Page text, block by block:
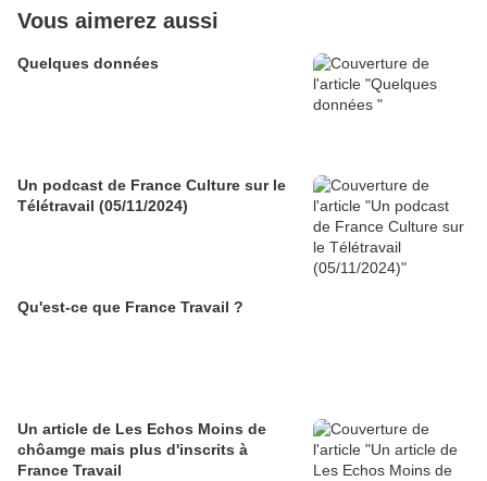
Vous aimerez aussi
Quelques données
Un podcast de France Culture sur le
Télétravail (05/11/2024)
Qu'est-ce que France Travail ?
Un article de Les Echos Moins de
chôamge mais plus d'inscrits à
France Travail